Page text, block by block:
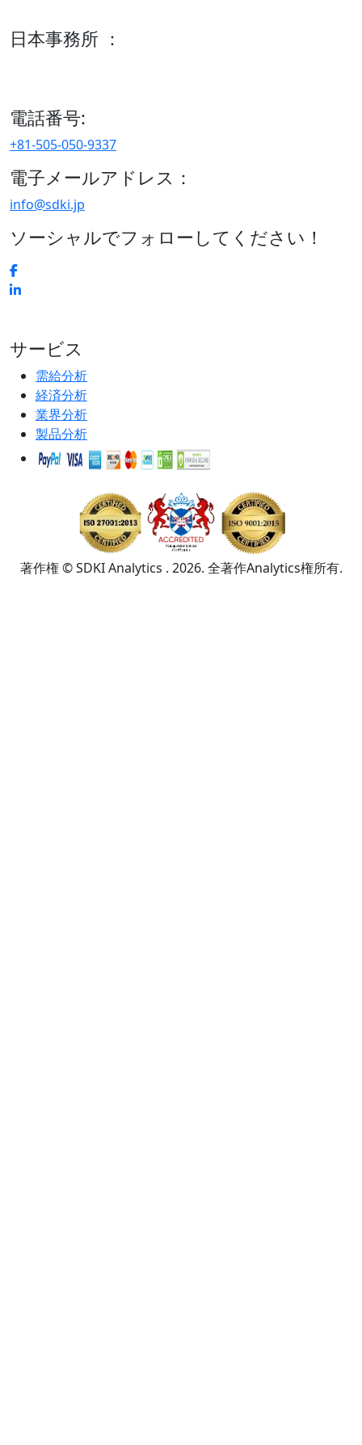
日本事務所 ：
電話番号:
+81-505-050-9337
電子メールアドレス：
info@sdki.jp
ソーシャルでフォローしてください！
サービス
需給分析
経済分析
業界分析
製品分析
著作権 © SDKI Analytics . 2026. 全著作Analytics権所有.